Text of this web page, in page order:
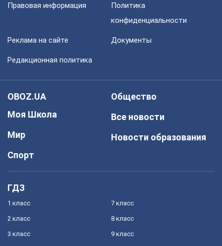
Правовая информация
Политика
конфиденциальности
Реклама на сайте Документы
Редакционная политика
OBOZ.UA
Моя Школа
Мир
Спорт
Общество
Все новости
Новости образования
ГДЗ
1 класс
2 класс
3 класс
7 класс
8 класс
9 класс